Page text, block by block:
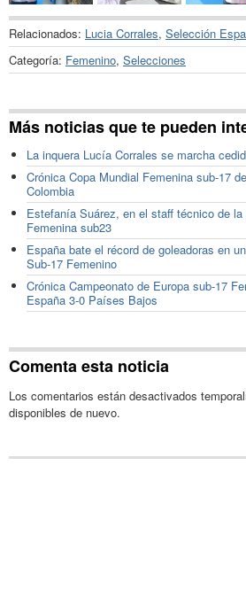
Relacionados: Lucia Corrales, Selección
Categoría: Femenino, Selecciones
Más noticias que te pueden
La inquera Lucía Corrales se marcha
Crónica Copa Mundial Femenina sub-17
Colombia
Estefanía Suárez, en el staff técnico de
Femenina sub23
España bate el récord de goleadoras en
Sub-17 Femenino
Crónica Campeonato de Europa sub-17
España 3-0 Países Bajos
Comenta esta noticia
Los comentarios están desactivados
disponibles de nuevo.